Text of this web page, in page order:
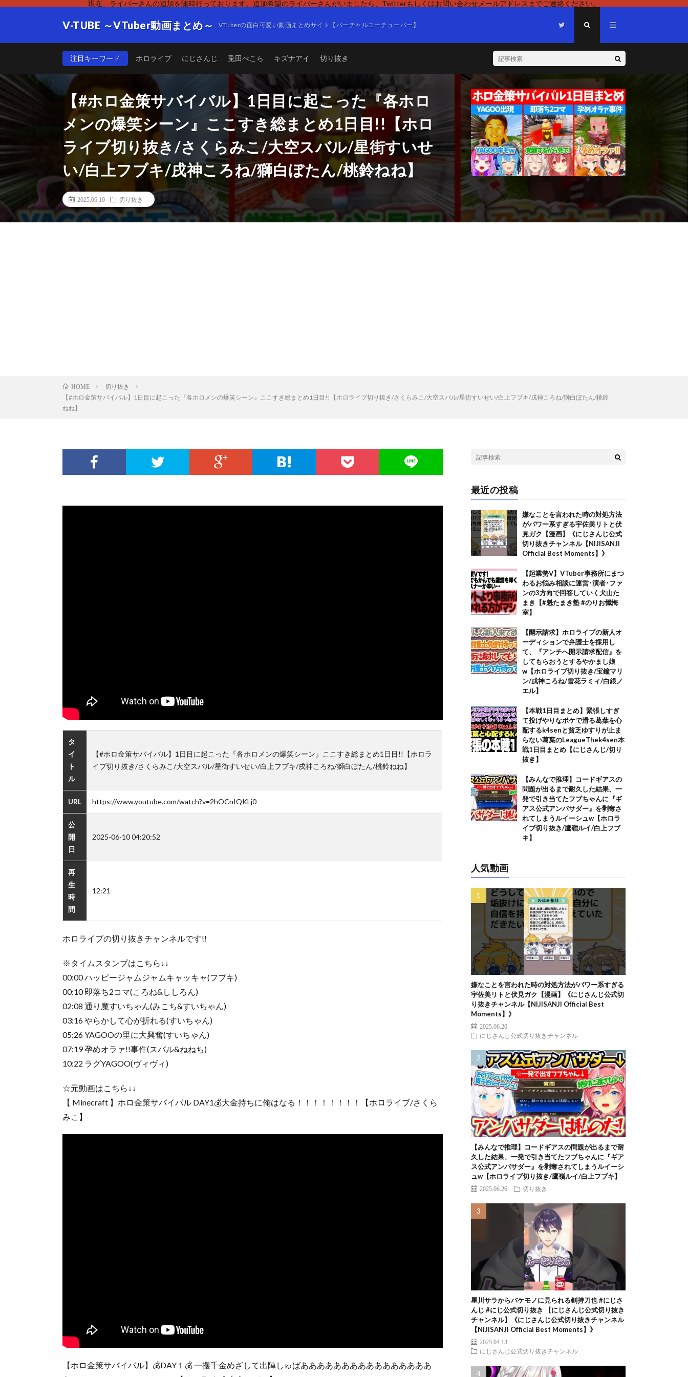
現在、ライバーさんの追加を随時行っております。追加希望のライバーさんがいましたら、Twitterもしくはお問い合わせメールアドレスまでご連絡ください。
V-TUBE ～VTuber動画まとめ～ VTuberの面白可愛い動画まとめサイト【バーチャルユーチューバー】
注目キーワード ホロライブ にじさんじ 兎田ぺこら キズナアイ 切り抜き
【#ホロ金策サバイバル】1日目に起こった『各ホロ
メンの爆笑シーン』ここすき総まとめ1日目!!【ホロ
ライブ切り抜き/さくらみこ/大空スバル/星街すいせ
い/白上フブキ/戌神ころね/獅白ぼたん/桃鈴ねね】
2025.06.10 切り抜き
HOME
切り抜き
【#ホロ金策サバイバル】1日目に起こった『各ホロメンの爆笑シーン』ここすき総まとめ1日目!!【ホロライブ切り抜き/さくらみこ/大空スバル/星街すいせい/白上フブキ/戌神ころね/獅白ぼたん/桃鈴
ねね】
タ
イ
ト
ル
【#ホロ金策サバイバル】1日目に起こった『各ホロメンの爆笑シーン』ここすき総まとめ1日目!!【ホロラ
イブ切り抜き/さくらみこ/大空スバル/星街すいせい/白上フブキ/戌神ころね/獅白ぼたん/桃鈴ねね】
URL https://www.youtube.com/watch?v=2hOCnIQKLj0
公
開
日
2025-06-10 04:20:52
再
生
時
間
12:21
ホロライブの切り抜きチャンネルです!!
※タイムスタンプはこちら↓↓
00:00 ハッピージャムジャムキャッキャ(フブキ)
00:10 即落ち2コマ(ころね&ししろん)
02:08 通り魔すいちゃん(みこち&すいちゃん)
03:16 やらかして心が折れる(すいちゃん)
05:26 YAGOOの里に大興奮(すいちゃん)
07:19 孕めオラァ!!事件(スバル&ねねち)
10:22 ラグYAGOO(ヴィヴィ)
☆元動画はこちら↓↓
【 Minecraft 】ホロ金策サバイバル DAY1💰大金持ちに俺はなる！！！！！！！！【ホロライブ/さくら
みこ】
【ホロ金策サバイバル】💰DAY１💰 一攫千金めざして出陣しゅばああああああああああああああああ
最近の投稿
嫌なことを言われた時の対処方法
がパワー系すぎる宇佐美リトと伏
見ガク【漫画】《にじさんじ公式
切り抜きチャンネル【NIJISANJI
Official Best Moments】》
【起業勢V】VTuber事務所にまつ
わるお悩み相談に運営･演者･ファ
ンの3方向で回答していく犬山た
まき【#魁たまき塾 #のりお懺悔
室】
【開示請求】ホロライブの新人オ
ーディションで弁護士を採用し
て、『アンチへ開示請求配信』を
してもらおうとするやかまし娘
w【ホロライブ切り抜き/宝鐘マリ
ン/戌神ころね/雪花ラミィ/白銀ノ
エル】
【本戦1日目まとめ】緊張しすぎ
て投げやりなボケで滑る葛葉を心
配するk4senと貧乏ゆすりが止ま
らない葛葉のLeagueThek4sen本
戦1日目まとめ【にじさんじ/切り
抜き】
【みんなで推理】コードギアスの
問題が出るまで耐久した結果、一
発で引き当てたフブちゃんに『ギ
アス公式アンバサダー』を剥奪さ
れてしまうルイーシュw【ホロラ
イブ切り抜き/鷹嶺ルイ/白上フブ
キ】
人気動画
嫌なことを言われた時の対処方法がパワー系すぎる
宇佐美リトと伏見ガク【漫画】《にじさんじ公式切
り抜きチャンネル【NIJISANJI Official Best
Moments】》
2025.06.26
にじさんじ公式切り抜きチャンネル
【みんなで推理】コードギアスの問題が出るまで耐
久した結果、一発で引き当てたフブちゃんに『ギア
ス公式アンバサダー』を剥奪されてしまうルイーシ
ュw【ホロライブ切り抜き/鷹嶺ルイ/白上フブキ】
2025.06.26 切り抜き
星川サラからバケモノに見られる剣持刀也 #にじさ
んじ #にじ公式切り抜き 【にじさんじ公式切り抜き
チャンネル】《にじさんじ公式切り抜きチャンネル
【NIJISANJI Official Best Moments】》
2025.04.13
にじさんじ公式切り抜きチャンネル